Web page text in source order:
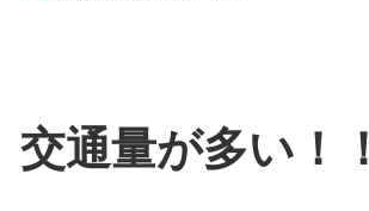
交通量が多い！！